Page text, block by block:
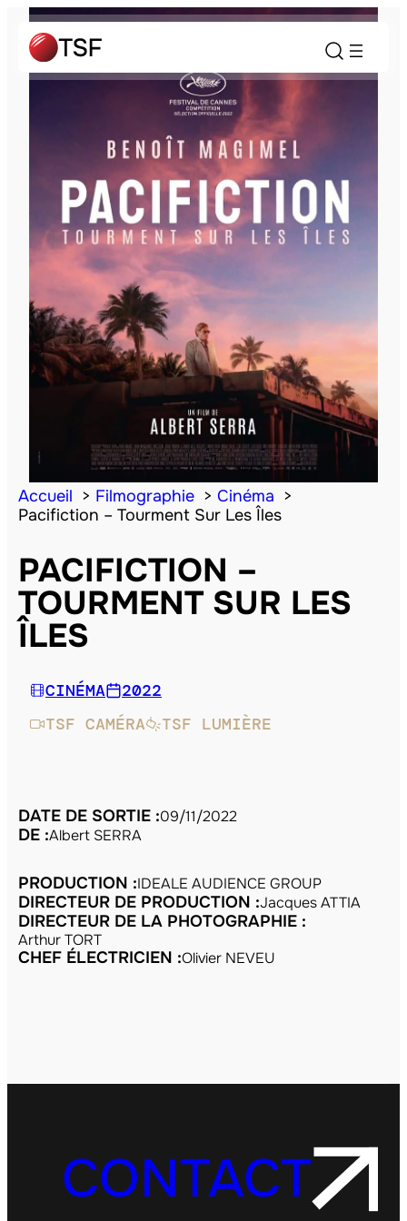
Accueil Filmographie
Cinéma
Pacifiction – Tourment Sur Les Îles
PACIFICTION –
TOURMENT SUR LES
ÎLES
CINÉMA
2022
TSF CAMÉRA
TSF LUMIÈRE
DATE DE SORTIE :09/11/2022
DE :Albert SERRA
PRODUCTION :IDEALE AUDIENCE GROUP
DIRECTEUR DE PRODUCTION :Jacques ATTIA
DIRECTEUR DE LA PHOTOGRAPHIE :
Arthur TORT
CHEF ÉLECTRICIEN :Olivier NEVEU
CONTACT